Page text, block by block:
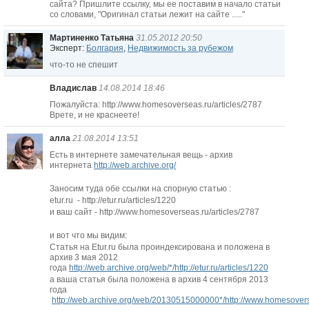
сайта? Пришлите ссылку, мы ее поставим в начало статьи
со словами, "Оригинал статьи лежит на сайте ....."
Мартиненко Татьяна 31.05.2012 20:50
Эксперт: Болгария, Недвижимость за рубежом
что-то не спешит
Владислав 14.08.2014 18:46
Пожалуйста: http://www.homesoverseas.ru/articles/2787
Врете, и не краснеете!
алла 21.08.2014 13:51
Есть в интернете замечательная вещь - архив
интернета http://web.archive.org/
Заносим туда обе ссылки на спорную статью :
etur.ru - http://etur.ru/articles/1220
и ваш сайт - http://www.homesoverseas.ru/articles/2787
и вот что мы видим:
Статья на Etur.ru была проиндексирована и положена в
архив 3 мая 2012
года http://web.archive.org/web/*/http://etur.ru/articles/1220
а ваша статья была положена в архив 4 сентября 2013
года
http://web.archive.org/web/20130515000000*/http://